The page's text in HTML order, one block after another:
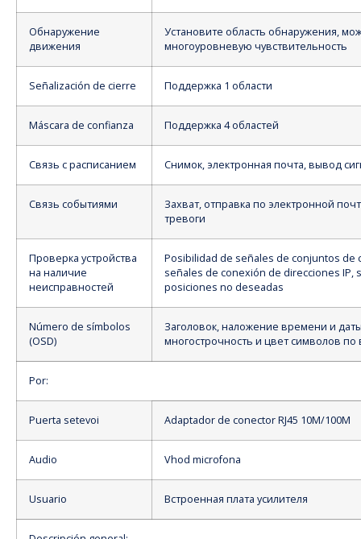
Обнаружение
движения
Установите область обнаружения,
многоуровневую чувствительность
Señalización de cierre Поддержка 1 области
Máscara de confianza Поддержка 4 областей
Связь с расписанием Снимок, электронная почта, вывод
Связь событиями
Захват, отправка по электронной
тревоги
Проверка устройства
на наличие
неисправностей
Posibilidad de señales de conjuntos de
señales de conexión de direcciones IP,
posiciones no deseadas
Número de símbolos
(OSD)
Заголовок, наложение времени и
многострочность и цвет символов по
Por:
Puerta setevoi Adaptador de conector RJ45 10M/100M
Audio Vhod microfona
Usuario Встроенная плата усилителя